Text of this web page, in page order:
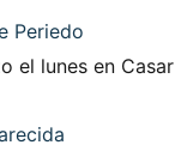
el lunes en Casar